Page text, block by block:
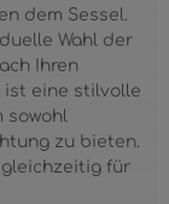
dem Sessel.
Wahl der
Ihren
ist eine stilvolle
sowohl
zu bieten.
für